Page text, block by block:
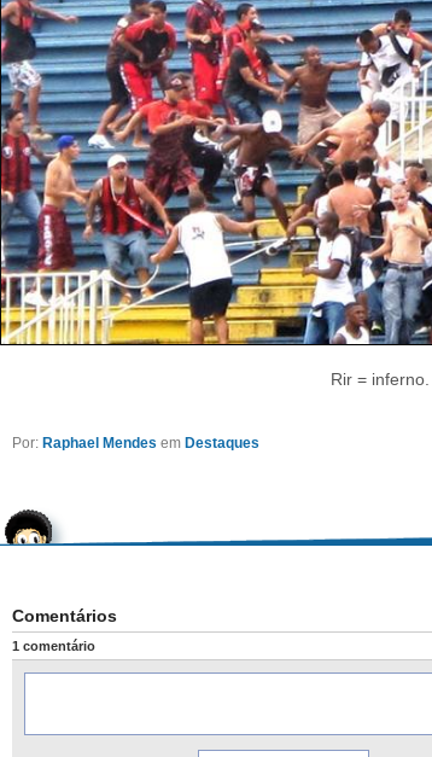
Rir = inferno.
Por: Raphael Mendes em Destaques
Comentários
1 comentário